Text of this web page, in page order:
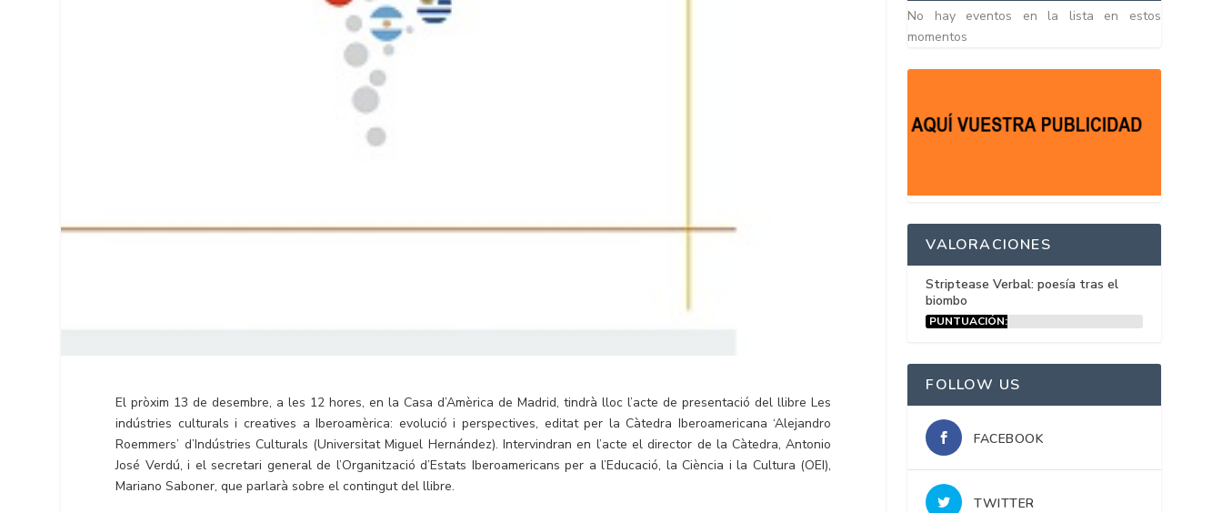
El pròxim 13 de desembre, a les 12 hores, en la Casa d’Amèrica de Madrid, tindrà lloc l’acte de presentació del llibre Les
indústries culturals i creatives a Iberoamèrica: evolució i perspectives, editat per la Càtedra Iberoamericana ‘Alejandro
Roemmers’ d’Indústries Culturals (Universitat Miguel Hernández). Intervindran en l’acte el director de la Càtedra, Antonio
José Verdú, i el secretari general de l’Organització d’Estats Iberoamericans per a l’Educació, la Ciència i la Cultura (OEI),
Mariano Saboner, que parlarà sobre el contingut del llibre.
No hay eventos en la lista en estos
momentos
VALORACIONES
Striptease Verbal: poesía tras el
biombo
PUNTUACIÓN:
FOLLOW US
FACEBOOK
TWITTER